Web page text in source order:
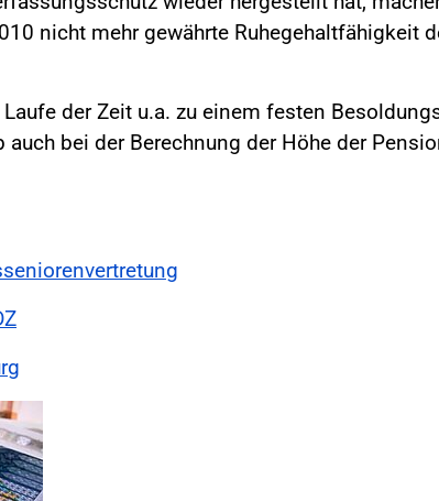
nicht mehr gewährte Ruhegehaltfähigkeit
der Zeit u.a. zu einem festen
bei der Berechnung der Höhe der